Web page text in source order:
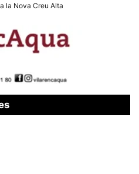
la Nova Creu Alta
d'usuari
Alguns
components
emmagatzemen
dades en el seu
dispositiu que